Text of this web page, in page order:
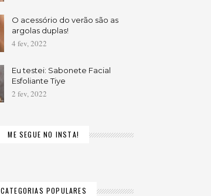
O acessório do verão são as
argolas duplas!
4 fev, 2022
Eu testei: Sabonete Facial
Esfoliante Tiye
2 fev, 2022
ME SEGUE NO INSTA!
CATEGORIAS POPULARES